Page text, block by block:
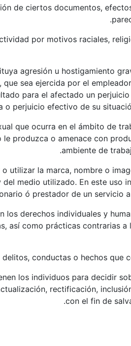
de ciertos documentos,
por motivos raciales,
agresión u hostigamiento
sea ejercida por el
para el afectado un
o perjuicio efectivo de su
que ocurra en el ámbito de
produzca o amenace con
ambiente de
o utilizar la marca, nombre o
medio utilizado. En este uso
ó prestador de un servicio
los derechos individuales y
así como prácticas contrarias
delitos, conductas o hechos que
los individuos para decidir
rectificación,
con el fin de